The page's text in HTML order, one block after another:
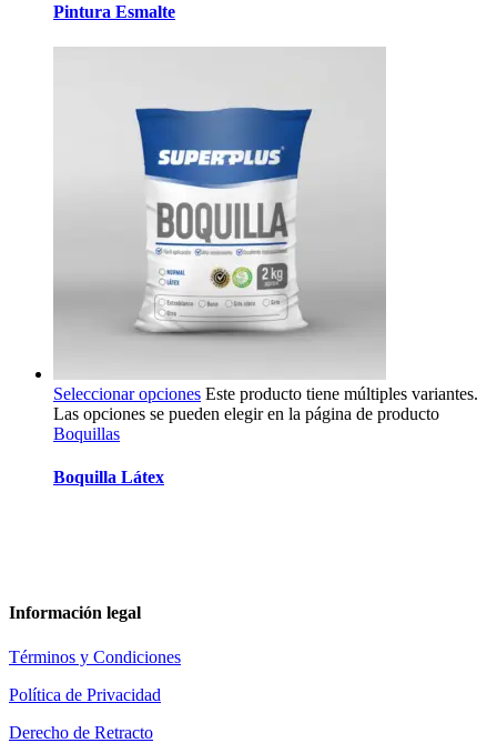
Pintura Esmalte
Seleccionar opciones Este producto tiene múltiples variantes.
Las opciones se pueden elegir en la página de producto
Boquillas
Boquilla Látex
Información legal
Términos y Condiciones
Política de Privacidad
Derecho de Retracto